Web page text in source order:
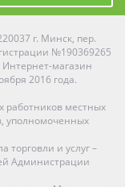
г. Минск, пер.
№190369265
магазин
2016 года.
работников местных
уполномоченных
торговли и услуг –
Администрации